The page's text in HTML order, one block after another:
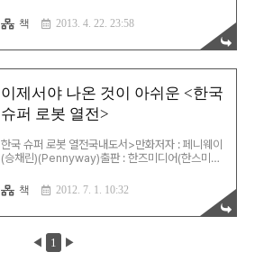
결되는 작품이다. 그러다, 최근 508-511화에서 아
예 를 S.E. 형태로 정식으로 에 포함시켰다. 이 부분
에 대한 간략한 단상 4가지… 1. a catnap 16화에
깨알같이 바뀐 내용이 하나 있음. 사채업자 하나의
이름이 바뀌었음. 원래는… 이랬는데, 이렇게… 제우
가 태수로 바뀌었다. 이유는 다름이 아니라… 제우가
이미 에서 등장했기 때문. 3. 철견무적의 한자가 아
주 살짝 바뀐 게 아닌가 함. 원래 에서는… 행적 적
(蹟)자를 사용했는데, 에서는 이처럼… 적을 둘 곳이
없는 무적자라고 말함..
책 2013. 4. 22. 23:58
이제서야 나온 것이 아쉬운 <한국
슈퍼 로봇 열전>
한국 슈퍼 로봇 열전국내도서>만화저자 : 페니웨이
(승채린)(Pennyway)출판 : 한즈미디어(한스미디
그중에서도 로봇물의 역사는 그야말로 흑역사였다.
우리가 즐겁게 봤던 애니메이션 중에 표절의 의혹이
없는 작품은 거의 없다고 봐도 무방하다. 결국, 저작
급하는 것이 조심스러운 지경에 이르렀다. 최근 한
국 애니메이션의 침몰은 이러한 흑역사와도 그리 무
책 2012. 7. 1. 10:32
◀ 1 ▶